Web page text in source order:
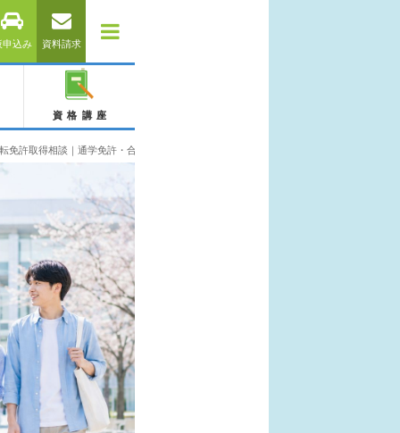
申込み 資料請求
資格講座
免許取得相談｜通学免許・合宿免許